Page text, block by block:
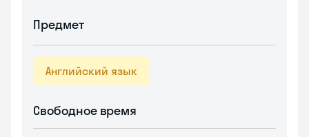
Предмет
Английский язык
Свободное время